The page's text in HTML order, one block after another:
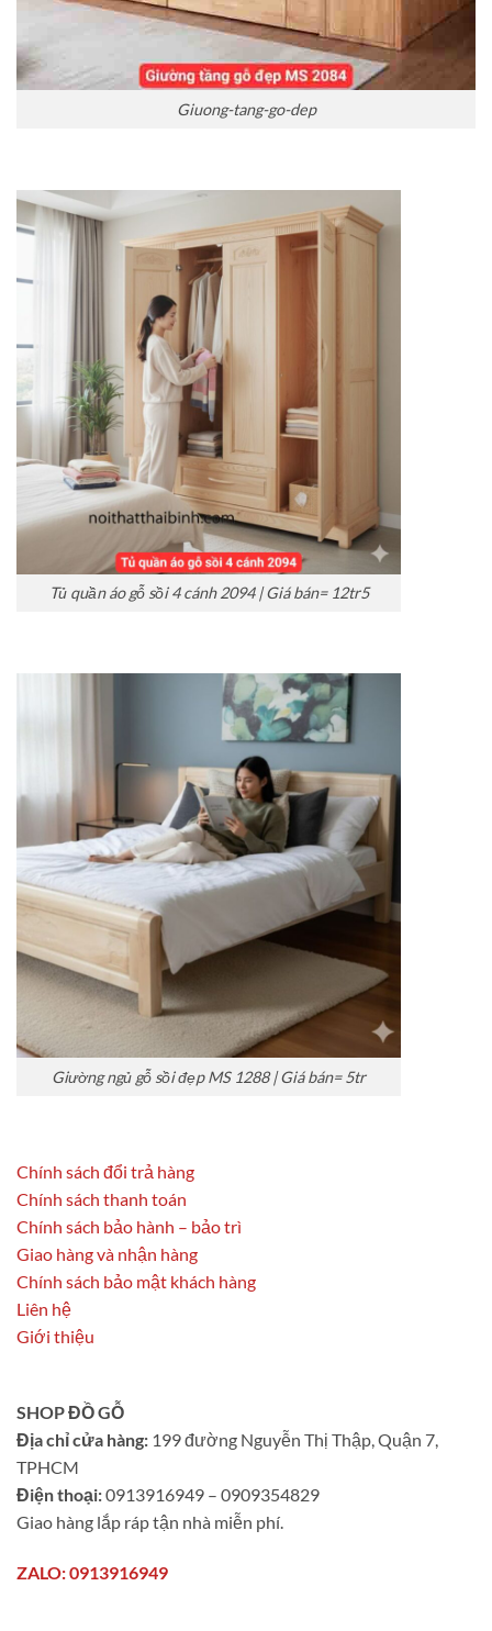
Giuong-tang-go-dep
Tủ quần áo gỗ sồi 4 cánh 2094 | Giá bán= 12tr5
Giường ngủ gỗ sồi đẹp MS 1288 | Giá bán= 5tr
Chính sách đổi trả hàng
Chính sách thanh toán
Chính sách bảo hành – bảo trì
Giao hàng và nhận hàng
Chính sách bảo mật khách hàng
Liên hệ
Giới thiệu
SHOP ĐỒ GỖ
Địa chỉ cửa hàng: 199 đường Nguyễn Thị Thập, Quận 7,
TPHCM
Điện thoại:0913916949 – 0909354829
Giao hàng lắp ráp tận nhà miễn phí.
ZALO: 0913916949